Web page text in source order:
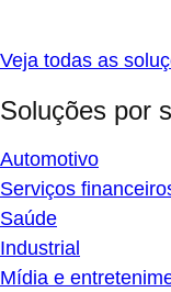
Veja todas as
Soluções por
Automotivo
Serviços
Saúde
Industrial
Mídia e